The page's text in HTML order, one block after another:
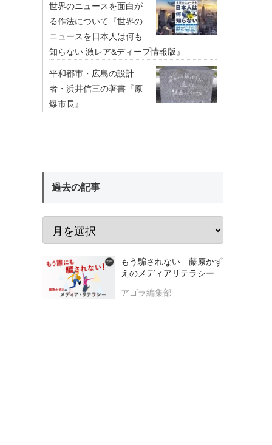
世界のニュースを面白が
る作法について『世界の
ニュースを日本人は何も
知らない 激レア&ディープ情報版』
平和都市・広島の設計
者・浜井信三の著書『原
爆市長』
過去の記事
もう騙されない 藤原かず
えのメディアリテラシー
アゴラ編集部